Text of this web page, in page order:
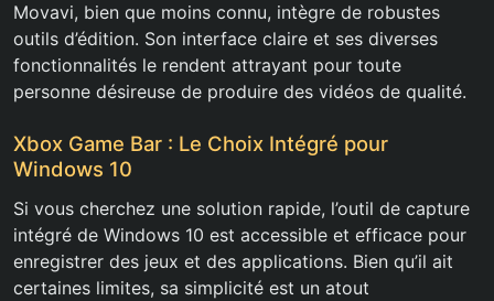
Movavi, bien que moins connu, intègre de robustes
outils d’édition. Son interface claire et ses diverses
fonctionnalités le rendent attrayant pour toute
personne désireuse de produire des vidéos de qualité.
Xbox Game Bar : Le Choix Intégré pour
Windows 10
Si vous cherchez une solution rapide, l’outil de capture
intégré de Windows 10 est accessible et efficace pour
enregistrer des jeux et des applications. Bien qu’il ait
certaines limites, sa simplicité est un atout